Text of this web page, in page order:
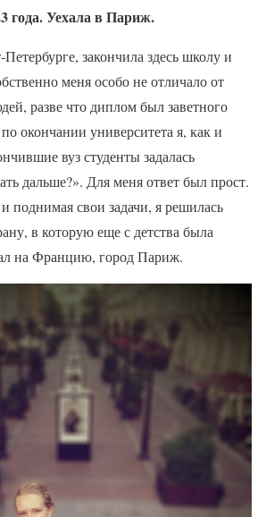
года. Уехала в Париж.
закончила здесь школу и
меня особо не отличало от
разве что диплом был заветного
окончании университета я, как и
вуз студенты задалась
дальше?». Для меня ответ был прост.
поднимая свои задачи, я решилась
в которую еще с детства была
на Францию, город Париж.